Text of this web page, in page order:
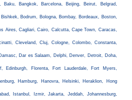
Baku, Bangkok, Barcelona, Beijing, Beirut, Belgrad,
Bodrum, Bologna, Bombay, Bordeaux, Boston,
Aires, Cagliari, Cairo, Calcutta, Cape Town, Caracas,
Cleveland, Cluj, Cologne, Colombo, Constanta,
Dar es Salaam, Delphi, Denver, Detroit, Doha,
Edinburgh, Florenta, Fort Lauderdale, Fort Myers,
Hamburg, Hanovra, Helsinki, Heraklion, Hong
Istanbul, Izmir, Jakarta, Jeddah, Johannesburg,